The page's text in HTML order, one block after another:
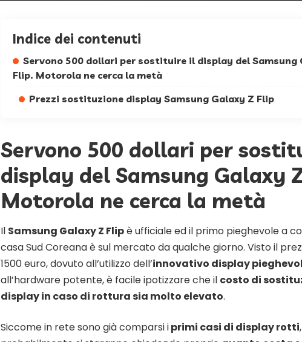
Indice dei contenuti
Servono 500 dollari per sostituire il display del Samsung
Flip. Motorola ne cerca la metà
Prezzi sostituzione display Samsung Galaxy Z Flip
Servono 500 dollari per
display del Samsung Galaxy
Motorola ne cerca la metà
Il Samsung Galaxy Z Flipè ufficiale ed il primo pieghevole a
casa Sud Coreana è sul mercato da qualche giorno. Visto il
1500 euro, dovuto all’utilizzo dell’innovativo display
all’hardware potente, è facile ipotizzare che il costo di
display in caso di rottura sia molto elevato.
Siccome in rete sono già comparsi iprimi casi di display rotti